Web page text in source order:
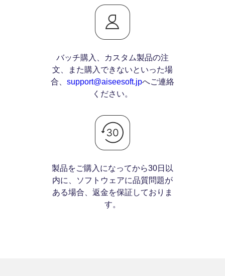
バッチ購入、カスタム製品の注
文、また購入できないといった場
合、 support@aiseesoft.jpへご連絡
ください。
製品をご購入になってから30日以
内に、ソフトウェアに品質問題が
ある場合、返金を保証しておりま
す。